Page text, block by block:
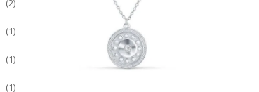
(2)
(1)
(1)
(1)